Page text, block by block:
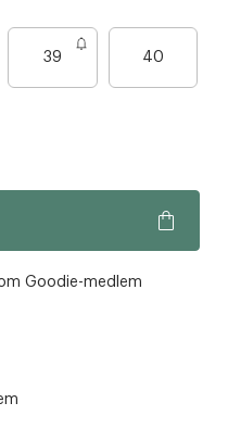
39 40
f
Goodie-medlem